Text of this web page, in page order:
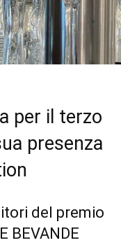
per il terzo
presenza
del premio
BEVANDE